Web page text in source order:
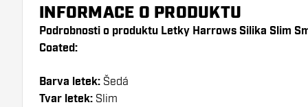
INFORMACE O PRODUKTU
Podrobnosti o produktu Letky Harrows Silika Slim
Coated:
Barva letek: Šedá
Tvar letek: Slim